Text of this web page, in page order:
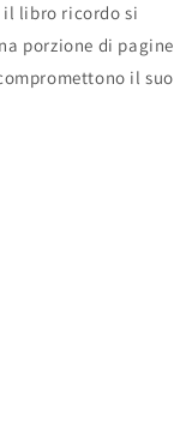
il libro ricordo si
porzione di pagine
il suo